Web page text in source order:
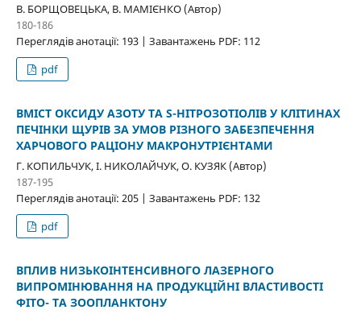
В. БОРЩОВЕЦЬКА, В. МАМІЄНКО (Автор)
180-186
Переглядів анотації: 193 | Завантажень PDF: 112
pdf
ВМІСТ ОКСИДУ АЗОТУ ТА S-НІТРОЗОТІОЛІВ У КЛІТИНАХ
ПЕЧІНКИ ЩУРІВ ЗА УМОВ РІЗНОГО ЗАБЕЗПЕЧЕННЯ
ХАРЧОВОГО РАЦІОНУ МАКРОНУТРІЄНТАМИ
Г. КОПИЛЬЧУК, І. НИКОЛАЙЧУК, O. КУЗЯК (Автор)
187-195
Переглядів анотації: 205 | Завантажень PDF: 132
pdf
ВПЛИВ НИЗЬКОІНТЕНСИВНОГО ЛАЗЕРНОГО
ВИПРОМІНЮВАННЯ НА ПРОДУКЦІЙНІ ВЛАСТИВОСТІ
ФІТО- ТА ЗООПЛАНКТОНУ